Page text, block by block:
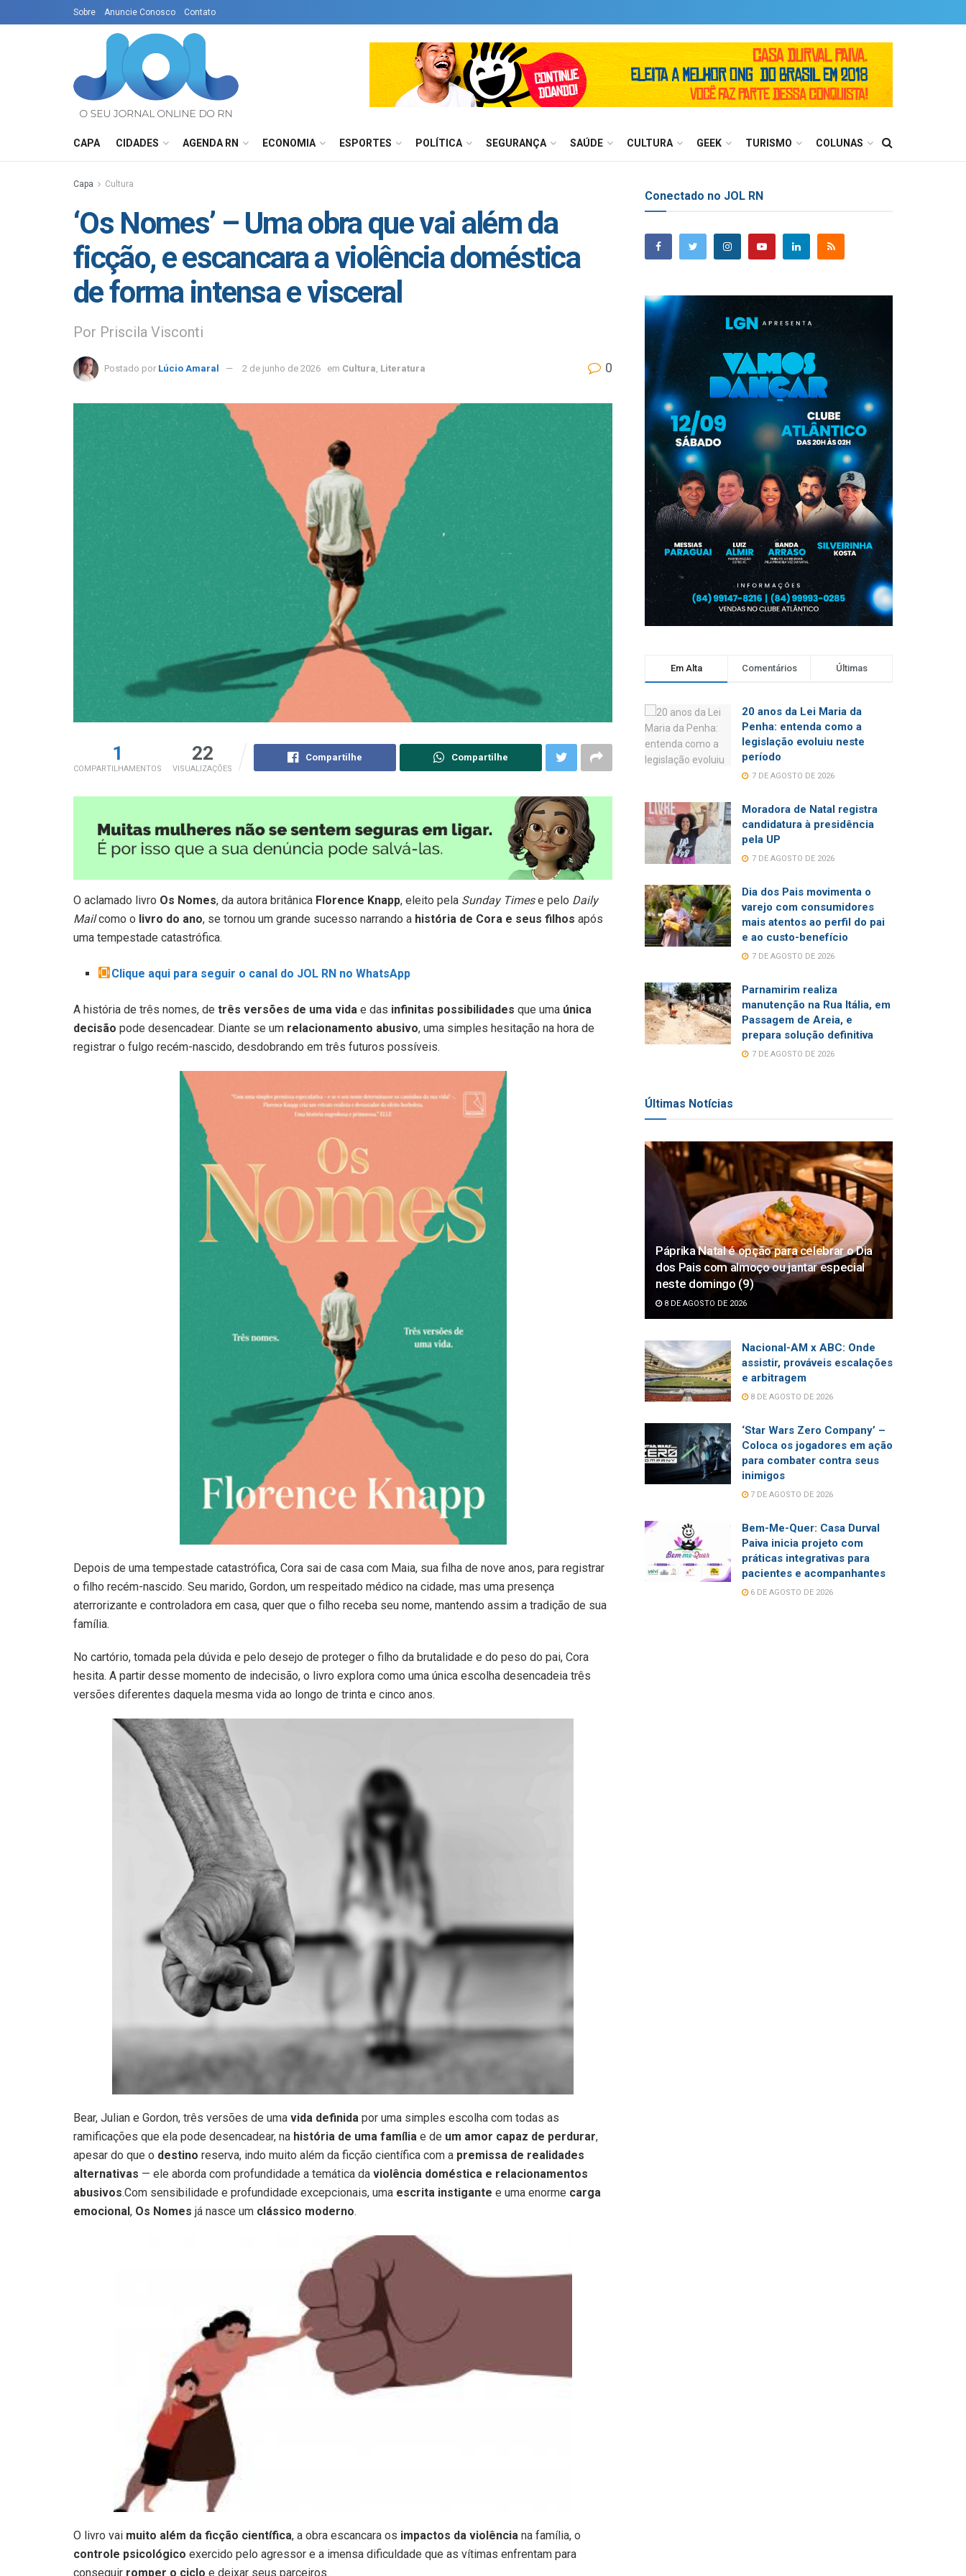
Sobre Anuncie Conosco Contato
CAPA CIDADES AGENDA RN ECONOMIA ESPORTES POLÍTICA SEGURANÇA SAÚDE CULTURA GEEK TURISMO COLUNAS
Capa Cultura
‘Os Nomes’ – Uma obra que vai além da
ficção, e escancara a violência doméstica
de forma intensa e visceral
Por Priscila Visconti
Postado por Lúcio Amaral 2 de junho de 2026 em Cultura Literatura 0
1
COMPARTILHAMENTOS
22
VISUALIZAÇÕES
Compartilhe Compartilhe
O aclamado livro Os Nomes, da autora britânica Florence Knapp, eleito pela Sunday Timese pelo Daily
Mailcomo o livro do ano, se tornou um grande sucesso narrando a história de Cora e seus filhos após
uma tempestade catastrófica.
Clique aqui para seguir o canal do JOL RN no WhatsApp
A história de três nomes, de três versões de uma vida e das infinitas possibilidades que uma única
decisão pode desencadear. Diante se um relacionamento abusivo, uma simples hesitação na hora de
registrar o fulgo recém-nascido, desdobrando em três futuros possíveis.
Depois de uma tempestade catastrófica, Cora sai de casa com Maia, sua filha de nove anos, para registrar
o filho recém-nascido. Seu marido, Gordon, um respeitado médico na cidade, mas uma presença
aterrorizante e controladora em casa, quer que o filho receba seu nome, mantendo assim a tradição de sua
família.
No cartório, tomada pela dúvida e pelo desejo de proteger o filho da brutalidade e do peso do pai, Cora
hesita. A partir desse momento de indecisão, o livro explora como uma única escolha desencadeia três
versões diferentes daquela mesma vida ao longo de trinta e cinco anos.
Bear, Julian e Gordon, três versões de uma vida definida por uma simples escolha com todas as
ramificações que ela pode desencadear, na história de uma família e de um amor capaz de perdurar,
apesar do que o destino reserva, indo muito além da ficção científica com a premissa de realidades
alternativas — ele aborda com profundidade a temática da violência doméstica e relacionamentos
abusivos.Com sensibilidade e profundidade excepcionais, uma escrita instigante e uma enorme carga
emocional, Os Nomes já nasce um clássico moderno.
O livro vai muito além da ficção científica, a obra escancara os impactos da violência na família, o
controle psicológico exercido pelo agressor e a imensa dificuldade que as vítimas enfrentam para
conseguir romper o ciclo e deixar seus parceiros.
Conectado no JOL RN
Em Alta Comentários Últimas
20 anos da Lei Maria da
Penha: entenda como a
legislação evoluiu neste
período
7 DE AGOSTO DE 2026
Moradora de Natal registra
candidatura à presidência
pela UP
7 DE AGOSTO DE 2026
Dia dos Pais movimenta o
varejo com consumidores
mais atentos ao perfil do pai
e ao custo-benefício
7 DE AGOSTO DE 2026
Parnamirim realiza
manutenção na Rua Itália, em
Passagem de Areia, e
prepara solução definitiva
7 DE AGOSTO DE 2026
Últimas Notícias
Páprika Natal é opção para celebrar o Dia
dos Pais com almoço ou jantar especial
neste domingo (9)
8 DE AGOSTO DE 2026
Nacional-AM x ABC: Onde
assistir, prováveis escalações
e arbitragem
8 DE AGOSTO DE 2026
‘Star Wars Zero Company’ –
Coloca os jogadores em ação
para combater contra seus
inimigos
7 DE AGOSTO DE 2026
Bem-Me-Quer: Casa Durval
Paiva inicia projeto com
práticas integrativas para
pacientes e acompanhantes
6 DE AGOSTO DE 2026